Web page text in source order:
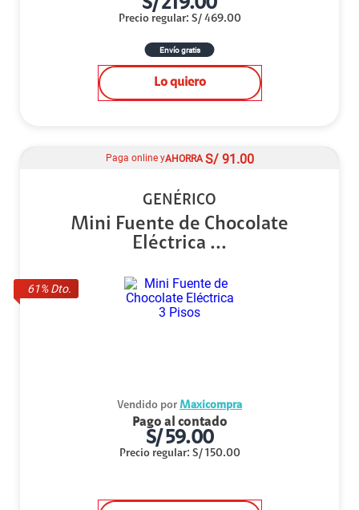
S/219.00
Precio regular: S/ 469.00
Envío gratis
Lo quiero
61% Dto.
Paga online yAHORRA S/ 91.00
GENÉRICO
Mini Fuente de Chocolate
Eléctrica ...
Vendido por Maxicompra
Pago al contado
S/59.00
Precio regular: S/ 150.00